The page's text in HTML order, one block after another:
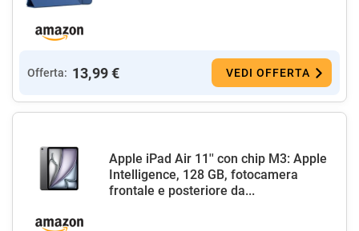
Offerta: 13,99 € VEDI OFFERTA
Apple iPad Air 11'' con chip M3: Apple
Intelligence, 128 GB, fotocamera
frontale e posteriore da...